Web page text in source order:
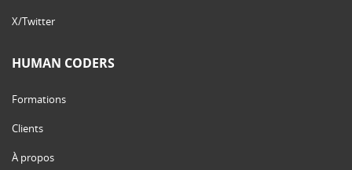
X/Twitter
HUMAN CODERS
Formations
Clients
À propos